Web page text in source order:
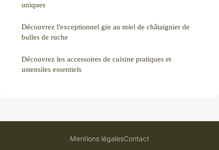
uniques
Découvrez l'exceptionnel gin au miel de châtaignier de
bulles de ruche
Découvrez les accessoires de cuisine pratiques et
ustensiles essentiels
Mentions légalesContact